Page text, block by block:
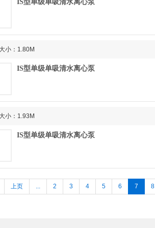
IS型单级单吸清水离心泵
小：1.80M
IS型单级单吸清水离心泵
小：1.93M
IS型单级单吸清水离心泵
上页 ... 2 3 4 5 6 7 8